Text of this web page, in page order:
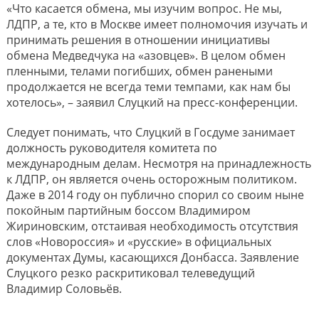
«Что касается обмена, мы изучим вопрос. Не мы,
ЛДПР, а те, кто в Москве имеет полномочия изучать и
принимать решения в отношении инициативы
обмена Медведчука на «азовцев». В целом обмен
пленными, телами погибших, обмен ранеными
продолжается не всегда теми темпами, как нам бы
хотелось», – заявил Слуцкий на пресс-конференции.
Следует понимать, что Слуцкий в Госдуме занимает
должность руководителя комитета по
международным делам. Несмотря на принадлежность
к ЛДПР, он является очень осторожным политиком.
Даже в 2014 году он публично спорил со своим ныне
покойным партийным боссом Владимиром
Жириновским, отстаивая необходимость отсутствия
слов «Новороссия» и «русские» в официальных
документах Думы, касающихся Донбасса. Заявление
Слуцкого резко раскритиковал телеведущий
Владимир Соловьёв.